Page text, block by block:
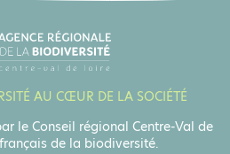
AU CŒUR DE LA SOCIÉTÉ
le Conseil régional Centre-Val de
de la biodiversité.